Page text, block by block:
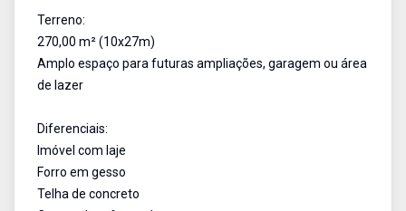
Terreno:
270,00 m² (10x27m)
Amplo espaço para futuras ampliações, garagem ou área
de lazer
Diferenciais:
Imóvel com laje
Forro em gesso
Telha de concreto